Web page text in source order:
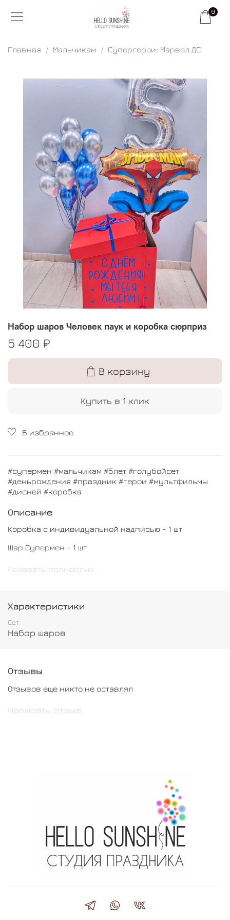
0
Главная Мальчикам Супергерои: Марвел ДС
Набор шаров Человек паук и коробка сюрприз
5 400 ₽
В корзину
Купить в 1 клик
В избранное
#супермен #мальчикам #5лет #голубойсет
#деньрождения #праздник #герои #мультфильмы
#дисней #коробка
Описание
Коробка с индивидуальной надписью - 1 шт
Шар Супермен - 1 шт
Шар Цифра - 1 шт
Показать полностью
Характеристики
Сет
Набор шаров
Отзывы
Отзывов еще никто не оставлял
Написать отзыв